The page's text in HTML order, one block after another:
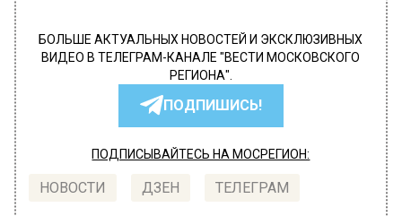
БОЛЬШЕ АКТУАЛЬНЫХ НОВОСТЕЙ И ЭКСКЛЮЗИВНЫХ
ВИДЕО В ТЕЛЕГРАМ-КАНАЛЕ "ВЕСТИ МОСКОВСКОГО
РЕГИОНА".
ПОДПИШИСЬ!
ПОДПИСЫВАЙТЕСЬ НА МОСРЕГИОН:
НОВОСТИ ДЗЕН ТЕЛЕГРАМ